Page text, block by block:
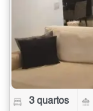
3 quartos